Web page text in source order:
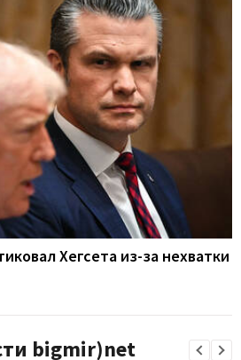
Хегсета из-за нехватки
bigmir)net